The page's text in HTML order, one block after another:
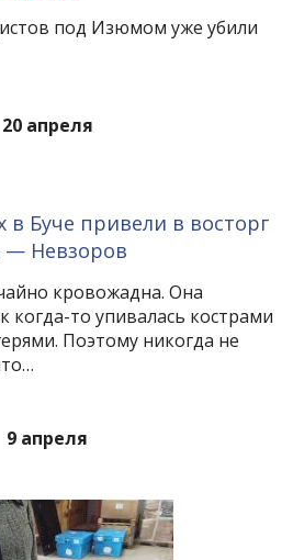
под Изюмом уже убили
20 апреля
Буче привели в восторг
— Невзоров
кровожадна. Она
когда-то упивалась кострами
Поэтому никогда не
9 апреля